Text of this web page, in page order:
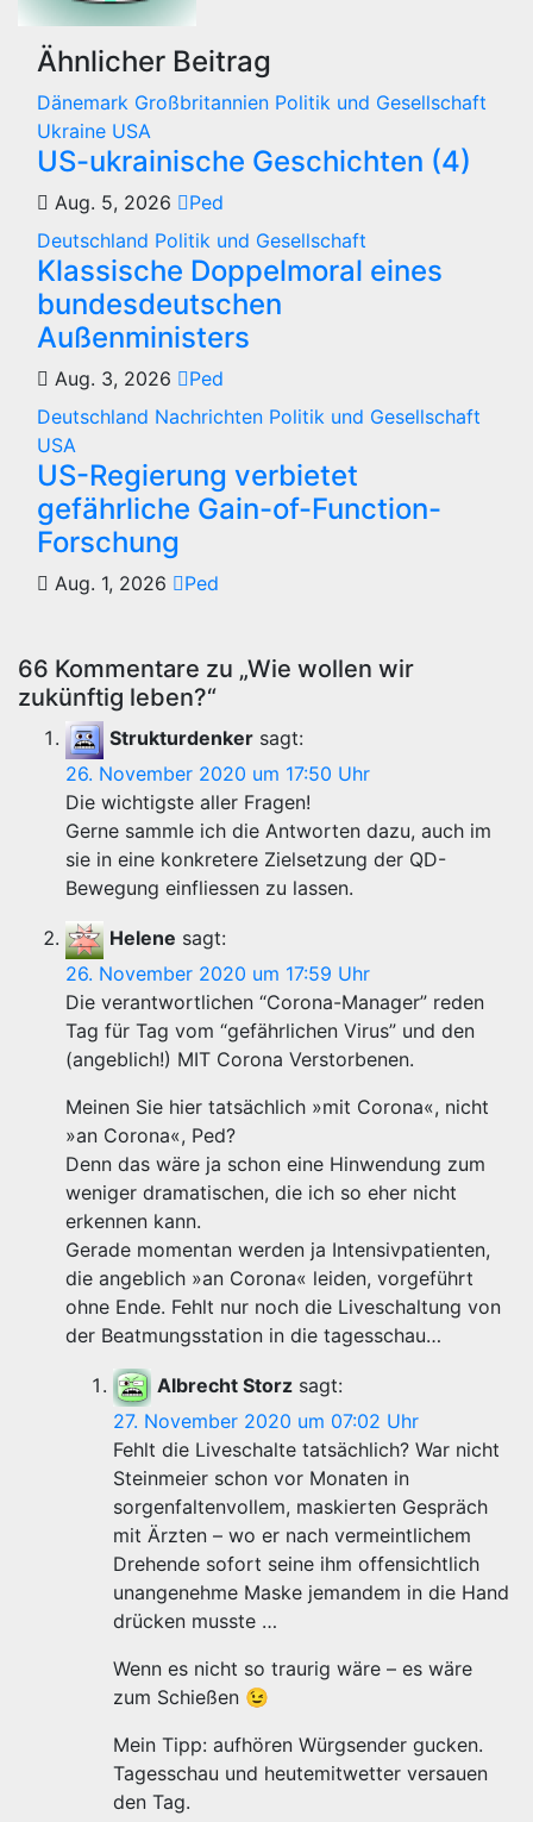
Ähnlicher Beitrag
Dänemark Großbritannien Politik und Gesellschaft
Ukraine USA
US-ukrainische Geschichten (4)
Aug. 5, 2026
Ped
Deutschland Politik und Gesellschaft
Klassische Doppelmoral eines
bundesdeutschen
Außenministers
Aug. 3, 2026
Ped
Deutschland Nachrichten Politik und Gesellschaft
USA
US-Regierung verbietet
gefährliche Gain-of-Function-
Forschung
Aug. 1, 2026 Ped
66 Kommentare zu „Wie wollen wir
zukünftig leben?“
Strukturdenker sagt:
26. November 2020 um 17:50 Uhr
Die wichtigste aller Fragen!
Gerne sammle ich die Antworten dazu, auch im
sie in eine konkretere Zielsetzung der QD-
Bewegung einfliessen zu lassen.
Helene sagt:
26. November 2020 um 17:59 Uhr
Die verantwortlichen “Corona-Manager” reden
Tag für Tag vom “gefährlichen Virus” und den
(angeblich!) MIT Corona Verstorbenen.
Meinen Sie hier tatsächlich »mit Corona«, nicht
»an Corona«, Ped?
Denn das wäre ja schon eine Hinwendung zum
weniger dramatischen, die ich so eher nicht
erkennen kann.
Gerade momentan werden ja Intensivpatienten,
die angeblich »an Corona« leiden, vorgeführt
ohne Ende. Fehlt nur noch die Liveschaltung von
der Beatmungsstation in die tagesschau…
Albrecht Storz sagt:
27. November 2020 um 07:02 Uhr
Fehlt die Liveschalte tatsächlich? War nicht
Steinmeier schon vor Monaten in
sorgenfaltenvollem, maskierten Gespräch
mit Ärzten – wo er nach vermeintlichem
Drehende sofort seine ihm offensichtlich
unangenehme Maske jemandem in die Hand
drücken musste …
Wenn es nicht so traurig wäre – es wäre
zum Schießen 😉
Mein Tipp: aufhören Würgsender gucken.
Tagesschau und heutemitwetter versauen
den Tag.